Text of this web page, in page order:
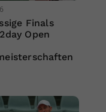
Finals
Open